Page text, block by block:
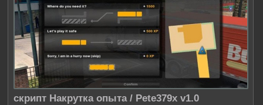
скрипт Накрутка опыта / Pete379x v1.0